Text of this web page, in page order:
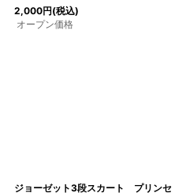
2,000円(税込)
オープン価格
ジョーゼット3段スカート プリンセ